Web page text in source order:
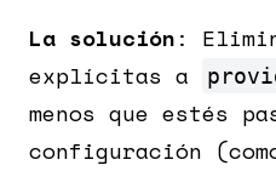
La solución:
explícitas a
menos que estés
configuración